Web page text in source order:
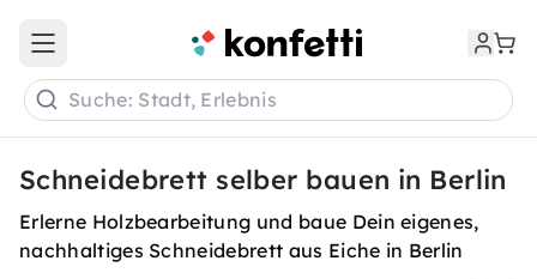
Open main menu
Suche: Stadt, Erlebnis
Schneidebrett selber bauen in Berlin
Erlerne Holzbearbeitung und baue Dein eigenes,
nachhaltiges Schneidebrett aus Eiche in Berlin